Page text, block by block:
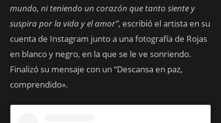
mundo, ni teniendo un corazón que tanto siente y
suspira por la vida y el amor”, escribió el artista en su
cuenta de Instagram junto a una fotografía de Rojas
en blanco y negro, en la que se le ve sonriendo.
Finalizó su mensaje con un “Descansa en paz,
comprendido».